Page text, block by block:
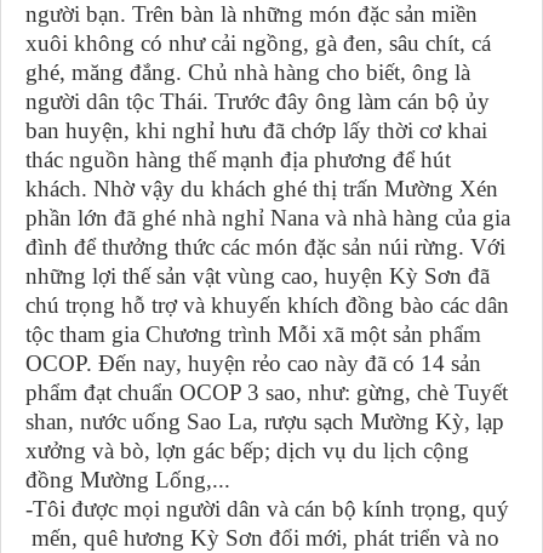
người bạn. Trên bàn là những món đặc sản miền
xuôi không có như cải ngồng, gà đen, sâu chít, cá
ghé, măng đắng. Chủ nhà hàng cho biết, ông là
người dân tộc Thái. Trước đây ông làm cán bộ ủy
ban huyện, khi nghỉ hưu đã chớp lấy thời cơ khai
thác nguồn hàng thế mạnh địa phương để hút
khách. Nhờ vậy du khách ghé thị trấn Mường Xén
phần lớn đã ghé nhà nghỉ Nana và nhà hàng của gia
đình để thưởng thức các món đặc sản núi rừng. Với
những lợi thế sản vật vùng cao, huyện Kỳ Sơn đã
chú trọng hỗ trợ và khuyến khích đồng bào các dân
tộc tham gia Chương trình Mỗi xã một sản phẩm
OCOP. Đến nay, huyện rẻo cao này đã có 14 sản
phẩm đạt chuẩn OCOP 3 sao, như: gừng, chè Tuyết
shan, nước uống Sao La, rượu sạch Mường Kỳ, lạp
xưởng và bò, lợn gác bếp; dịch vụ du lịch cộng
đồng Mường Lống,...
-Tôi được mọi người dân và cán bộ kính trọng, quý
mến, quê hương Kỳ Sơn đổi mới, phát triển và no